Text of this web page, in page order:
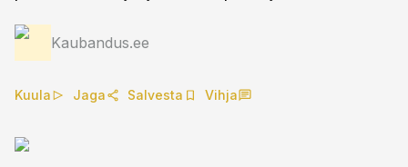
Kaubandus.ee
Kuula Jaga Salvesta Vihja